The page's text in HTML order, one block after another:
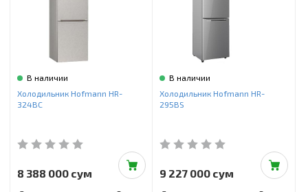
В наличии
Холодильник Hofmann HR-
324BC
8 388 000 сум
В наличии
Холодильник Hofmann HR-
295BS
9 227 000 сум